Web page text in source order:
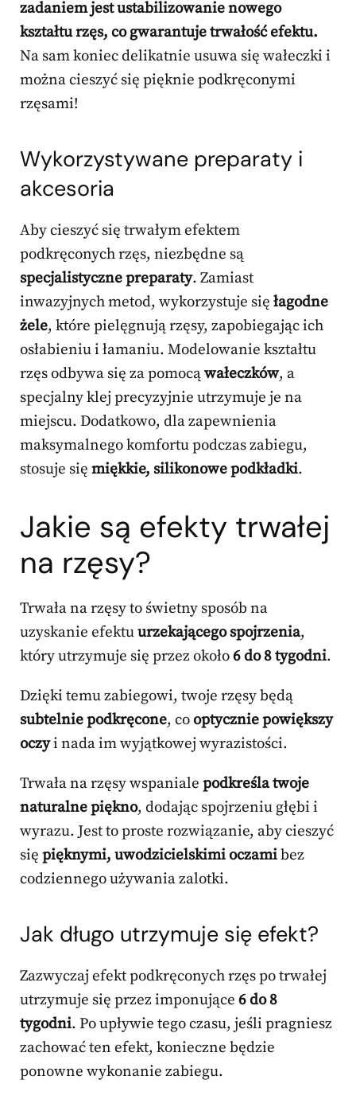
zadaniem jest ustabilizowanie nowego
kształtu rzęs, co gwarantuje trwałość efektu.
Na sam koniec delikatnie usuwa się wałeczki i
można cieszyć się pięknie podkręconymi
rzęsami!
Wykorzystywane preparaty i
akcesoria
Aby cieszyć się trwałym efektem
podkręconych rzęs, niezbędne są
specjalistyczne preparaty. Zamiast
inwazyjnych metod, wykorzystuje się łagodne
żele, które pielęgnują rzęsy, zapobiegając ich
osłabieniu i łamaniu. Modelowanie kształtu
rzęs odbywa się za pomocąwałeczków, a
specjalny klej precyzyjnie utrzymuje je na
miejscu. Dodatkowo, dla zapewnienia
maksymalnego komfortu podczas zabiegu,
stosuje się miękkie, silikonowe podkładki.
Jakie są efekty trwałej
na rzęsy?
Trwała na rzęsy to świetny sposób na
uzyskanie efektuurzekającego spojrzenia,
który utrzymuje się przez około6 do 8 tygodni.
Dzięki temu zabiegowi, twoje rzęsy będą
subtelnie podkręcone, cooptycznie powiększy
oczyi nada im wyjątkowej wyrazistości.
Trwała na rzęsy wspaniale podkreśla twoje
naturalne piękno, dodając spojrzeniu głębi i
wyrazu. Jest to proste rozwiązanie, aby cieszyć
się pięknymi, uwodzicielskimi oczamibez
codziennego używania zalotki.
Jak długo utrzymuje się efekt?
Zazwyczaj efekt podkręconych rzęs po trwałej
utrzymuje się przez imponujące 6 do 8
tygodni. Po upływie tego czasu, jeśli pragniesz
zachować ten efekt, konieczne będzie
ponowne wykonanie zabiegu.